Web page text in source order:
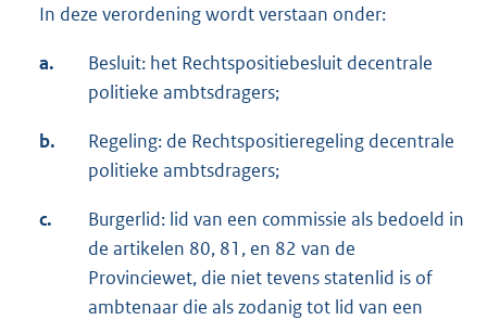
In deze verordening wordt verstaan onder:
a.
Besluit: het Rechtspositiebesluit decentrale
politieke ambtsdragers;
b.
Regeling: de Rechtspositieregeling decentrale
politieke ambtsdragers;
c.
Burgerlid: lid van een commissie als bedoeld in
de artikelen 80, 81, en 82 van de
Provinciewet, die niet tevens statenlid is of
ambtenaar die als zodanig tot lid van een